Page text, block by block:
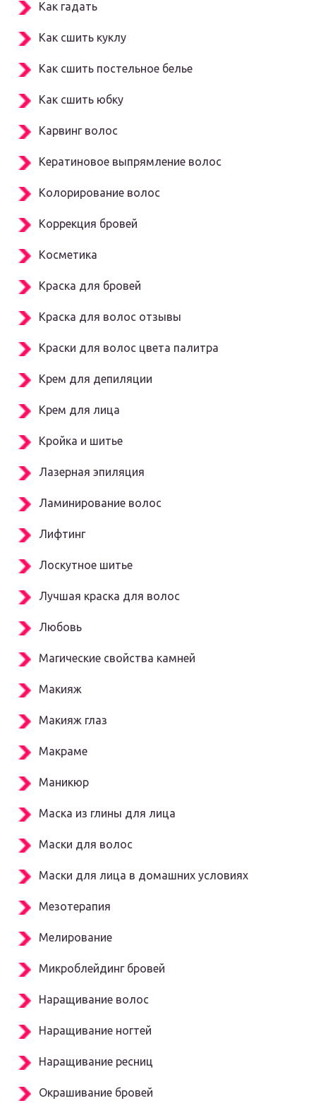
Как гадать
Как сшить куклу
Как сшить постельное белье
Как сшить юбку
Карвинг волос
Кератиновое выпрямление волос
Колорирование волос
Коррекция бровей
Косметика
Краска для бровей
Краска для волос отзывы
Краски для волос цвета палитра
Крем для депиляции
Крем для лица
Кройка и шитье
Лазерная эпиляция
Ламинирование волос
Лифтинг
Лоскутное шитье
Лучшая краска для волос
Любовь
Магические свойства камней
Макияж
Макияж глаз
Макраме
Маникюр
Маска из глины для лица
Маски для волос
Маски для лица в домашних условиях
Мезотерапия
Мелирование
Микроблейдинг бровей
Наращивание волос
Наращивание ногтей
Наращивание ресниц
Окрашивание бровей